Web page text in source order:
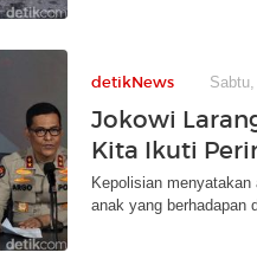
detikNews
Jokowi
Kita Ikuti
Kepolisian
anak yang berhadapan